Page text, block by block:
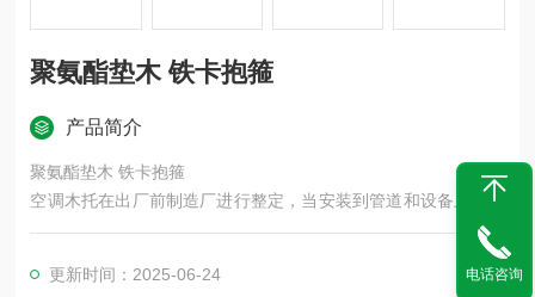
聚氨酯垫木 铁卡抱箍
产品简介
聚氨酯垫木 铁卡抱箍
空调木托在出厂前制造厂进行整定，当安装到管道和设备上后，
作有关螺纹调整，将锁定销取出，这时弹簧的实际负荷就是为设
计要求的冷态负荷。 防腐加工前：原木颜色;防腐加工后：黑色
（环氧煤沥青漆）空调木托主要原料以红松、白松及杨木为主，
更新时间：2025-06-24 电话咨询